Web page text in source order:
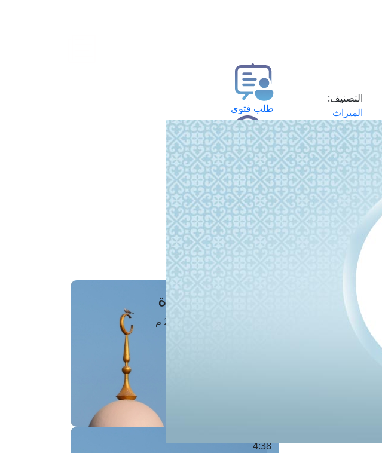
التصنيف:
الميراث
طلب فتوى
استعلام عن فتوى
حجز موعد
الفتوى الهاتفية
مَواقِيتُ الصَّـــلاة
4:38